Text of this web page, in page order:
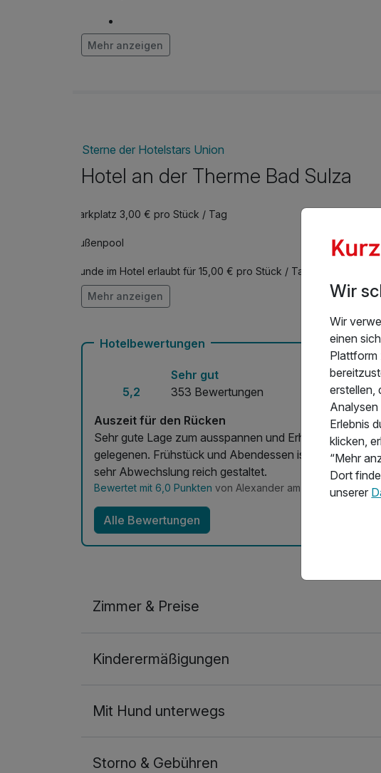
Herzklopfen
pro Zimmer
Mehr anzeigen
Sterne der Hotelstars Union
Hotel an der Therme Bad Sulza
Parkplatz 3,00 € pro Stück / Tag
Außenpool
Hunde im Hotel erlaubt für 15,00 € pro Stück / Tag
Fahrradverleih
Mit
Mehr anzeigen
Hotelbewertungen
5,2
Sehr gut
353 Bewertungen
Auszeit für den Rücken
Sehr gute Lage zum ausspannen und Erholung genau
gelegenen. Frühstück und Abendessen ist in Ordnung
sehr Abwechslung reich gestaltet.
Bewertet mit 6,0 Punkten von Alexander am 12.04.2026
Alle Bewertungen
Zimmer & Preise
2 Erwachsene
Kinderermäßigungen
Mit Hund unterwegs
Storno & Gebühren
Wir
Wir
einen
Plattform
erstellen,
Erlebnis
klicken,
“Mehr
Dort
unserer